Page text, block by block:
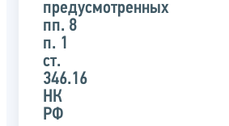
предусмотренных
пп. 8
п. 1
ст.
346.16
НК
РФ